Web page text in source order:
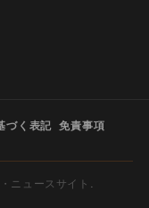
づく表記 免責事項
ニュースサイト.